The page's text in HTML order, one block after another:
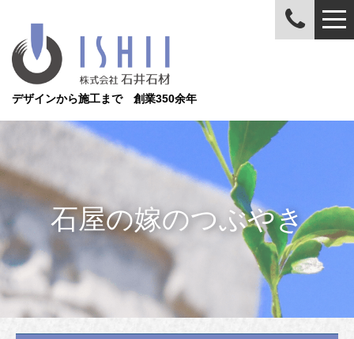
デザインから施工まで 創業350余年
石屋の嫁のつぶやき